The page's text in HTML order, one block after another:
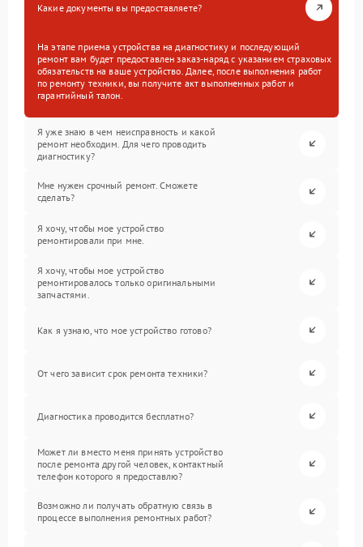
Какие документы вы предоставляете?
На этапе приема устройства на диагностику и последующий
ремонт вам будет предоставлен заказ-наряд с указанием страховых
обязательств на ваше устройство. Далее, после выполнения работ
по ремонту техники, вы получите акт выполненных работ и
гарантийный талон.
Я уже знаю в чем неисправность и какой
ремонт необходим. Для чего проводить
диагностику?
Мне нужен срочный ремонт. Сможете
сделать?
Я хочу, чтобы мое устройство
ремонтировали при мне.
Я хочу, чтобы мое устройство
ремонтировалось только оригинальными
запчастями.
Как я узнаю, что мое устройство готово?
От чего зависит срок ремонта техники?
Диагностика проводится бесплатно?
Может ли вместо меня принять устройство
после ремонта другой человек, контактный
телефон которого я предоставлю?
Возможно ли получать обратную связь в
процессе выполнения ремонтных работ?